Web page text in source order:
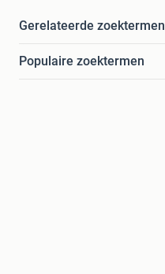
Gerelateerde zoektermen
Populaire zoektermen